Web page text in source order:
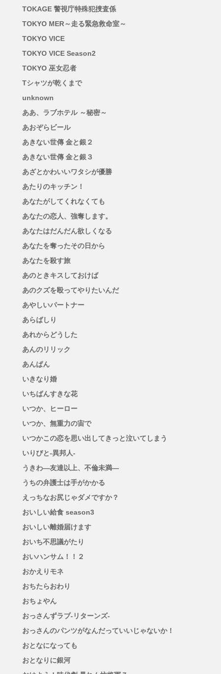
TOKAGE 警視庁特殊犯捜査係
TOKYO MER～走る緊急救命室～
TOKYO VICE
TOKYO VICE Season2
TOKYO 巫女忍者
Tシャツが乾くまで
unknown
ああ、ラブホテル ～秘密～
あおぞらビール
あきない世傳 金と銀２
あきない世傳 金と銀３
あざとかわいいワタシが優勝
あたりのキッチン！
あなたがしてくれなくても
あなたの恋人、強奪します。
あなたはだんだん欲しくなる
あなたを奪ったその日から
あなたを殺す旅
あのときキスしておけば
あのクズを殴ってやりたいんだ
あやしいパートナー
あらばしり
あれからどうした
あんのリリック
あんぱん
いきなり婚
いちばんすきな花
いつか、ヒーロー
いつか、無重力の宙で
いつかこの恋を思い出してきっと泣いてしまう
いりびと-異邦人-
うきわ―友達以上、不倫未満―
うちの弁護士は手がかかる
えっちなお尻じゃダメですか？
おいしい給食 season3
おいしい離婚届けます
おいち不思議がたり
おいハンサム！！２
おかえりモネ
おちたらおわり
おちょやん
おっさんずラブ-リターンズ-
おっさんのパンツがなんだっていいじゃないか！
おとなになっても
おとなりに銀河